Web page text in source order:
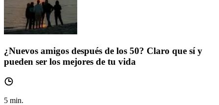
¿Nuevos amigos después de los 50? Claro que sí y
pueden ser los mejores de tu vida
5 min.